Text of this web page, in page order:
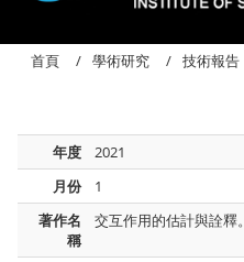
首頁 學術研究 技術報告
年度
2021
月份
1
著作名
稱
交互作用的估計與詮釋。